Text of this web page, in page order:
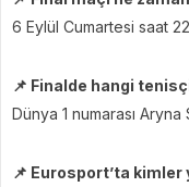
6 Eylül Cumartesi saat
📌 Finalde hangi
Dünya 1 numarası
📌 Eurosport’ta